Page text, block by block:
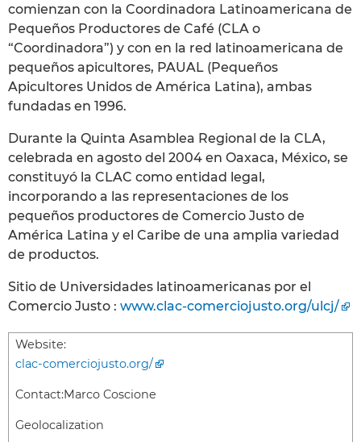
comienzan con la Coordinadora Latinoamericana de
Pequeños Productores de Café (CLA o
“Coordinadora”) y con en la red latinoamericana de
pequeños apicultores, PAUAL (Pequeños
Apicultores Unidos de América Latina), ambas
fundadas en 1996.
Durante la Quinta Asamblea Regional de la CLA,
celebrada en agosto del 2004 en Oaxaca, México, se
constituyó la CLAC como entidad legal,
incorporando a las representaciones de los
pequeños productores de Comercio Justo de
América Latina y el Caribe de una amplia variedad
de productos.
Sitio de Universidades latinoamericanas por el
Comercio Justo : www.clac-comerciojusto.org/ulcj/
Website:
clac-comerciojusto.org/
Contact:Marco Coscione
Geolocalization